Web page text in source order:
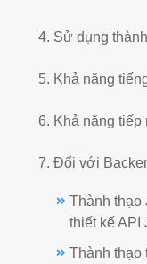
4. Sử dụng
5. Khả năng
6. Khả năng tiếp
7. Đối với
Thành thạo
thiết kế API
Thành thạo